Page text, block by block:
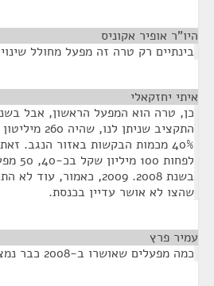
היו"ר אופיר אקוניס
בינתיים רק טרה זה מפעל מחולל
איתי יחזקאלי
כן, טרה הוא המפעל הראשון, אבל
התקציב שניתן
40% מכמות הבקשות באזור הנגב.
לפחות
בשנת 2008. 2009, כאמור,
שהצו לא אושר עדיין בכנסת.
עמיר פרץ
כמה מפעלים שאושרו ב-2008 כבר נמצאים בשטח?